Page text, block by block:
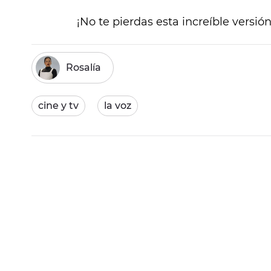
¡No te pierdas esta increíble
Rosalía
cine y tv la voz